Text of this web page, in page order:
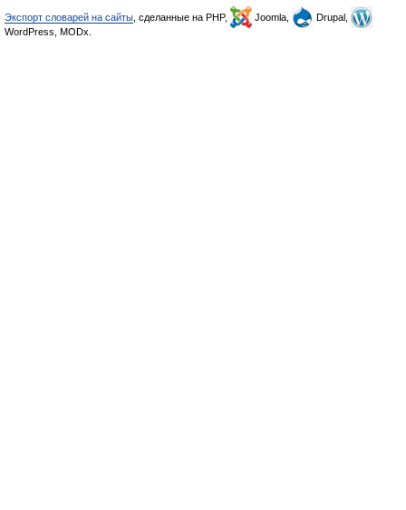
Экспорт словарей на сайты , сделанные на PHP, Joomla,
Drupal,
WordPress, MODx.